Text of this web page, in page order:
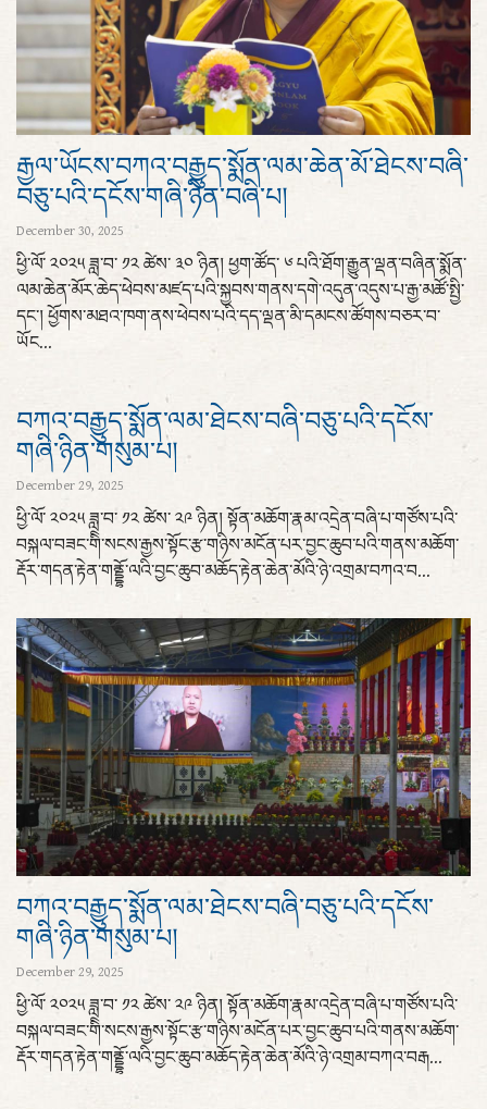
རྒྱལ་ཡོངས་བཀའ་བརྒྱུད་སྨོན་ལམ་ཆེན་མོ་ཐེངས་བཞི་
བཅུ་པའི་དངོས་གཞི་ཉིན་བཞི་པ།
December 30, 2025
ཕྱི་ལོ་ ༢༠༢༥ ཟླ་བ་ ༡༢ ཚེས་ ༣༠ ཉིན། ཕྱག་ཚོད་ ༦ པའི་ཐོག་རྒྱུན་ལྡན་བཞིན་སྨོན་
ལམ་ཆེན་མོར་ཆེད་ཕེབས་མཛད་པའི་སྐྱབས་གནས་དགེ་འདུན་འདུས་པ་རྒྱ་མཚོ་སྤྱི་
དང་། ཕྱོགས་མཐའ་ཁག་ནས་ཕེབས་པའི་དད་ལྡན་མི་དམངས་ཚོགས་བཅར་བ་
ཡོང...
བཀའ་བརྒྱུད་སྨོན་ལམ་ཐེངས་བཞི་བཅུ་པའི་དངོས་
གཞི་ཉིན་གསུམ་པ།
December 29, 2025
ཕྱི་ལོ་ ༢༠༢༥ ཟླ་བ་ ༡༢ ཚེས་ ༢༩ ཉིན། སྟོན་མཆོག་རྣམ་འདྲེན་བཞི་པ་གཙོས་པའི་
བསྐལ་བཟང་གིི་སངས་རྒྱས་སྟོང་རྩ་གཉིས་མངོན་པར་བྱང་ཆུབ་པའི་གནས་མཆོག་
རྡོར་གདན་རྟེན་གནྡྷོ་ལའི་བྱང་ཆུབ་མཆོད་རྟེན་ཆེན་མོའི་ཉེ་འགྲམ་བཀའ་བ...
བཀའ་བརྒྱུད་སྨོན་ལམ་ཐེངས་བཞི་བཅུ་པའི་དངོས་
གཞི་ཉིན་གསུམ་པ།
December 29, 2025
ཕྱི་ལོ་ ༢༠༢༥ ཟླ་བ་ ༡༢ ཚེས་ ༢༩ ཉིན། སྟོན་མཆོག་རྣམ་འདྲེན་བཞི་པ་གཙོས་པའི་
བསྐལ་བཟང་གིི་སངས་རྒྱས་སྟོང་རྩ་གཉིས་མངོན་པར་བྱང་ཆུབ་པའི་གནས་མཆོག་
རྡོར་གདན་རྟེན་གནྡྷོ་ལའི་བྱང་ཆུབ་མཆོད་རྟེན་ཆེན་མོའི་ཉེ་འགྲམ་བཀའ་བརྒ...